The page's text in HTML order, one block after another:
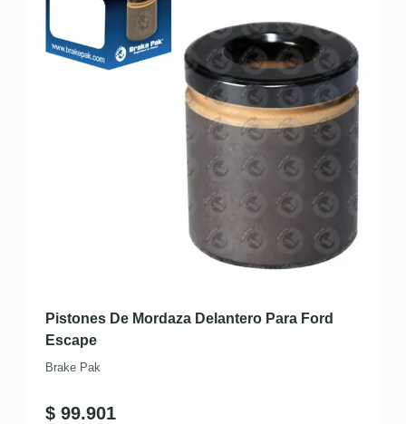
Pistones De Mordaza Delantero Para Ford
Escape
Brake Pak
$ 99.901